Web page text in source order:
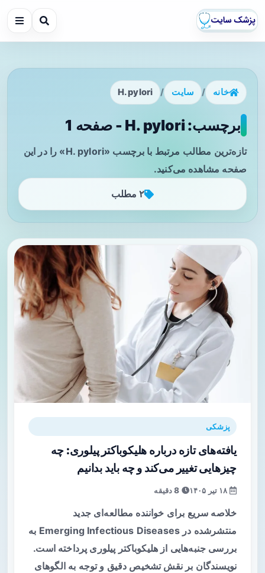
خانه / سایت /
H. pylori
برچسب: H. pylori - صفحه 1
تازه‌ترین مطالب مرتبط با برچسب «H. pylori» را در این
صفحه مشاهده می‌کنید.
۲ مطلب
پزشکی
یافته‌های تازه درباره هلیکوباکتر پیلوری: چه
چیزهایی تغییر می‌کند و چه باید بدانیم
خلاصه سریع برای خواننده مطالعه‌ای جدید
منتشرشده در Emerging Infectious Diseases به
بررسی جنبه‌هایی از هلیکوباکتر پیلوری پرداخته است.
نویسندگان بر نقش تشخیص دقیق و توجه به الگوهای